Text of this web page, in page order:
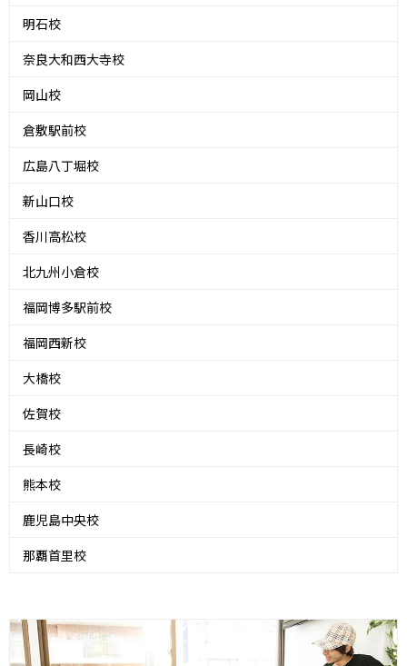
明石校
奈良大和西大寺校
岡山校
倉敷駅前校
広島八丁堀校
新山口校
香川高松校
北九州小倉校
福岡博多駅前校
福岡西新校
大橋校
佐賀校
長崎校
熊本校
鹿児島中央校
那覇首里校